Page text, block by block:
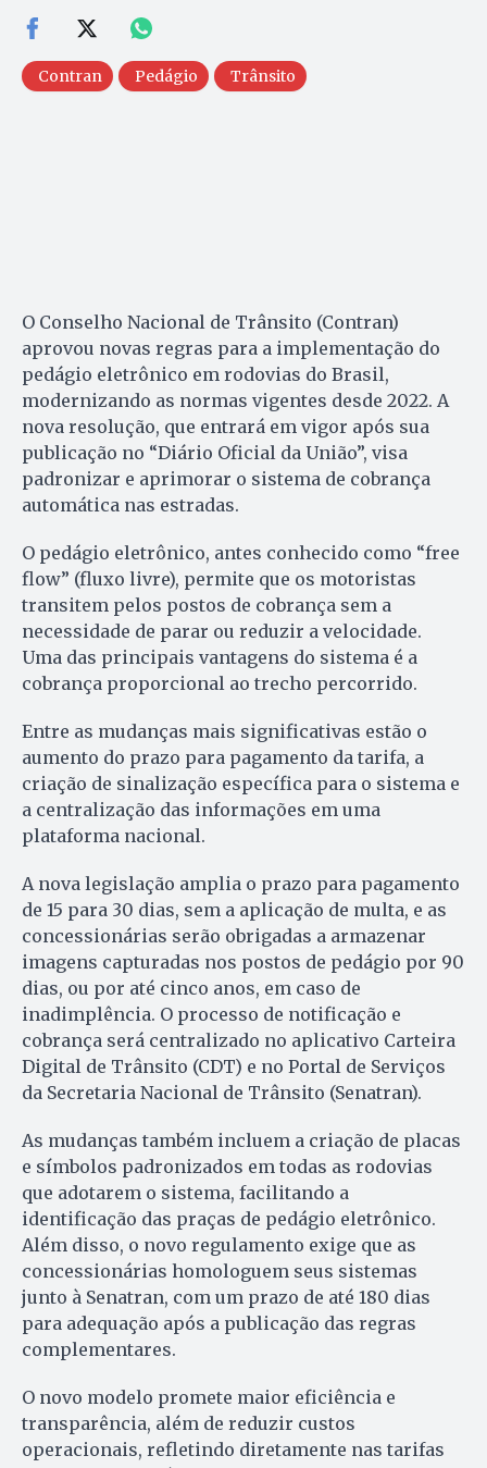
Contran Pedágio Trânsito
O Conselho Nacional de Trânsito (Contran)
aprovou novas regras para a implementação do
pedágio eletrônico em rodovias do Brasil,
modernizando as normas vigentes desde 2022. A
nova resolução, que entrará em vigor após sua
publicação no “Diário Oficial da União”, visa
padronizar e aprimorar o sistema de cobrança
automática nas estradas.
O pedágio eletrônico, antes conhecido como “free
flow” (fluxo livre), permite que os motoristas
transitem pelos postos de cobrança sem a
necessidade de parar ou reduzir a velocidade.
Uma das principais vantagens do sistema é a
cobrança proporcional ao trecho percorrido.
Entre as mudanças mais significativas estão o
aumento do prazo para pagamento da tarifa, a
criação de sinalização específica para o sistema e
a centralização das informações em uma
plataforma nacional.
A nova legislação amplia o prazo para pagamento
de 15 para 30 dias, sem a aplicação de multa, e as
concessionárias serão obrigadas a armazenar
imagens capturadas nos postos de pedágio por 90
dias, ou por até cinco anos, em caso de
inadimplência. O processo de notificação e
cobrança será centralizado no aplicativo Carteira
Digital de Trânsito (CDT) e no Portal de Serviços
da Secretaria Nacional de Trânsito (Senatran).
As mudanças também incluem a criação de placas
e símbolos padronizados em todas as rodovias
que adotarem o sistema, facilitando a
identificação das praças de pedágio eletrônico.
Além disso, o novo regulamento exige que as
concessionárias homologuem seus sistemas
junto à Senatran, com um prazo de até 180 dias
para adequação após a publicação das regras
complementares.
O novo modelo promete maior eficiência e
transparência, além de reduzir custos
operacionais, refletindo diretamente nas tarifas